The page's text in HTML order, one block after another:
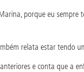
porque eu
relata estar tendo
e conta que a